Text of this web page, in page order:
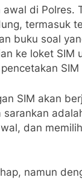
di Polres.
termasuk
buku soal
ke loket SIM
SIM
SIM akan
dan
namun